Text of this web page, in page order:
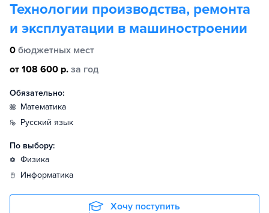
Технологии производства, ремонта
и эксплуатации в машиностроении
0 бюджетных мест
от 108 600 р. за год
Обязательно:
математика
русский язык
По выбору:
физика
информатика
Хочу поступить